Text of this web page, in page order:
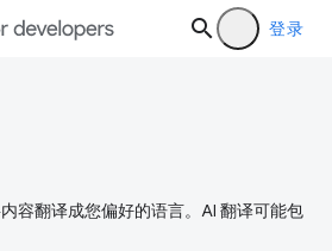
登录
容翻译成您偏好的语言。AI 翻译可能包